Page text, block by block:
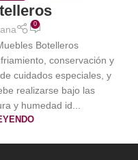
0
Botelleros
conservación y
cuidados especiales, y
realizarse bajo las
y humedad id...